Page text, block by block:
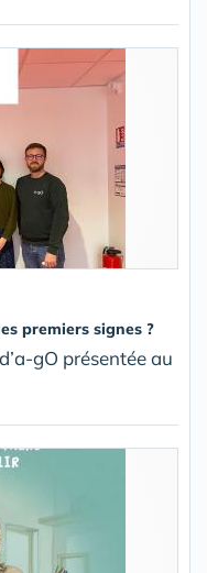
premiers signes ?
gO présentée au